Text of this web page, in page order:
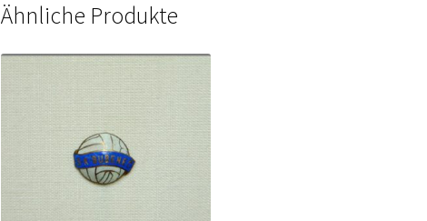
Ähnliche Produkte